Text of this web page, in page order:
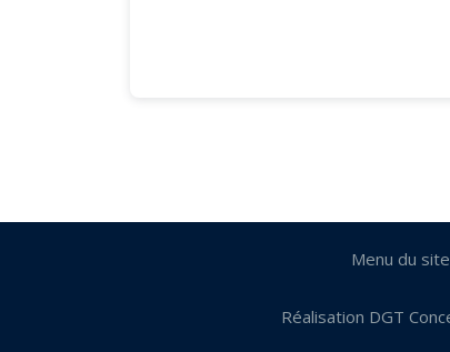
Menu du
Réalisation DGT